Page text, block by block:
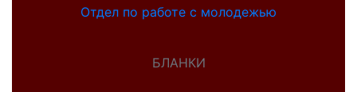
Отдел по работе с молодежью
БЛАНКИ